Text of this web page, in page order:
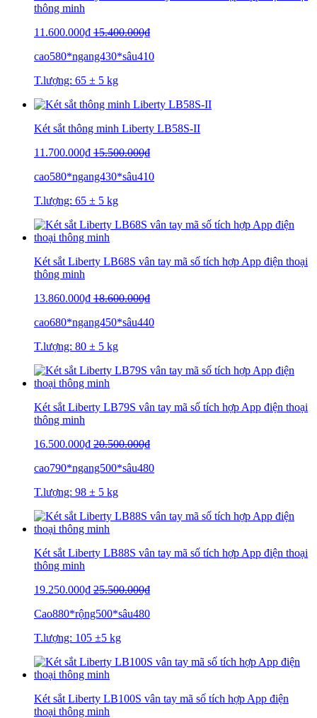
thông minh
11.600.000₫ 15.400.000₫
cao580*ngang430*sâu410
T.lượng: 65 ± 5 kg
Két sắt thông minh Liberty LB58S-II
11.700.000₫ 15.500.000₫
cao580*ngang430*sâu410
T.lượng: 65 ± 5 kg
Két sắt Liberty LB68S vân tay mã số tích hợp App điện thoại
thông minh
13.860.000₫ 18.600.000₫
cao680*ngang450*sâu440
T.lượng: 80 ± 5 kg
Két sắt Liberty LB79S vân tay mã số tích hợp App điện thoại
thông minh
16.500.000₫ 20.500.000₫
cao790*ngang500*sâu480
T.lượng: 98 ± 5 kg
Két sắt Liberty LB88S vân tay mã số tích hợp App điện thoại
thông minh
19.250.000₫ 25.500.000₫
Cao880*rộng500*sâu480
T.lượng: 105 ±5 kg
Két sắt Liberty LB100S vân tay mã số tích hợp App điện
thoại thông minh